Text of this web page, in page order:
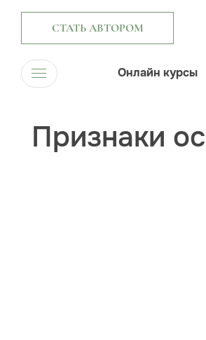
СТАТЬ АВТОРОМ
Онлайн курсы
Признаки